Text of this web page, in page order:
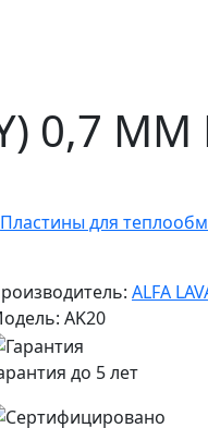
0,7
Пластины для
ALFA
AK20
до 5 лет